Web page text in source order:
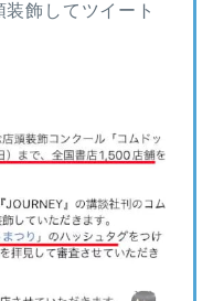
装飾してツイート